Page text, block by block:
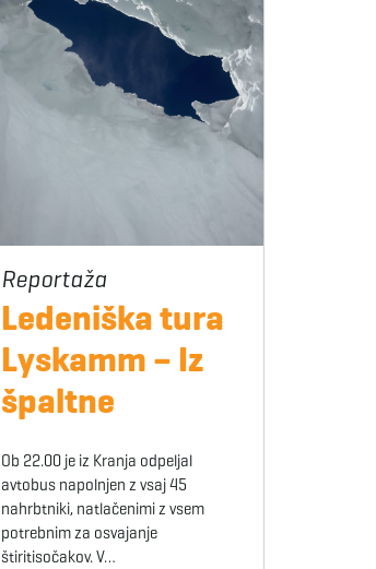
Ledeniška tura
Lyskamm – Iz
špaltne
Ob 22.00 je iz Kranja odpeljal
avtobus napolnjen z vsaj 45
nahrbtniki, natlačenimi z vsem
potrebnim za osvajanje
štiritisočakov. V…